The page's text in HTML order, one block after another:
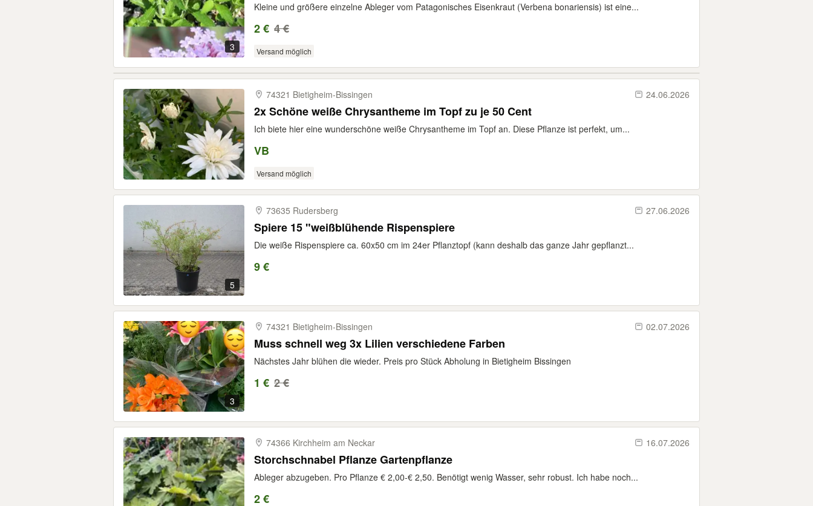
3
Kleine und größere einzelne Ableger vom Patagonisches Eisenkraut (Verbena bonariensis) ist eine...
2 € 4 €
Versand möglich
74321 Bietigheim-​Bissingen 24.06.2026
2x Schöne weiße Chrysantheme im Topf zu je 50 Cent
Ich biete hier eine wunderschöne weiße Chrysantheme im Topf an. Diese Pflanze ist perfekt, um...
VB
Versand möglich
5
73635 Rudersberg 27.06.2026
Spiere 15 "weißblühende Rispenspiere
Die weiße Rispenspiere ca. 60x50 cm im 24er Pflanztopf (kann deshalb das ganze Jahr gepflanzt...
9 €
3
74321 Bietigheim-​Bissingen 02.07.2026
Muss schnell weg 3x Lilien verschiedene Farben
Nächstes Jahr blühen die wieder. Preis pro Stück Abholung in Bietigheim Bissingen
1 € 2 €
74366 Kirchheim am Neckar 16.07.2026
Storchschnabel Pflanze Gartenpflanze
Ableger abzugeben. Pro Pflanze € 2,00-€ 2,50. Benötigt wenig Wasser, sehr robust. Ich habe noch...
2 €